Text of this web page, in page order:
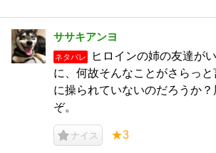
ササキアンヨ
ネタバレ
ヒロインの姉の友達が
に、何故そんなことがさらっ
に操られていないのだろうか
ぞ。
ナイス ★3